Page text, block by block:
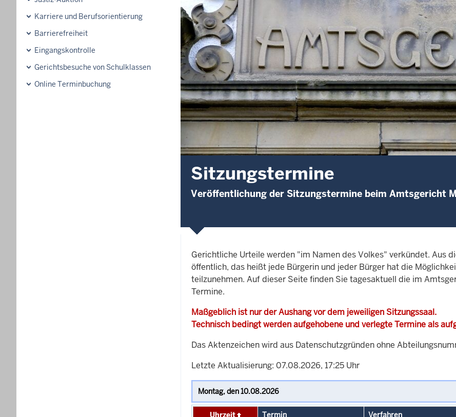
Karriere und Berufsorientierung
Barrierefreiheit
Eingangskontrolle
Gerichtsbesuche von Schulklassen
Online Terminbuchung
Sitzungstermine
Veröffentlichung der Sitzungstermine beim Amtsgericht
Gerichtliche Urteile werden "im Namen des Volkes" verkündet. Aus
öffentlich, das heißt jede Bürgerin und jeder Bürger hat die
teilzunehmen. Auf dieser Seite finden Sie tagesaktuell die im
Termine.
Maßgeblich ist nur der Aushang vor dem jeweiligen Sitzungssaal.
Technisch bedingt werden aufgehobene und verlegte Termine als
Das Aktenzeichen wird aus Datenschutzgründen ohne
Letzte Aktualisierung: 07.08.2026, 17:25 Uhr
Uhrzeit Termin Verfahren